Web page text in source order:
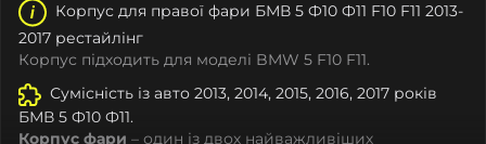
Корпус для правої фари БМВ 5 Ф10 Ф11 F10 F11 2013-
2017 рестайлінг
Корпус підходить для моделі BMW 5 F10 F11.
Сумісність із авто 2013, 2014, 2015, 2016, 2017 років
БМВ 5 Ф10 Ф11.
Корпус фари – один із двох найважливіших